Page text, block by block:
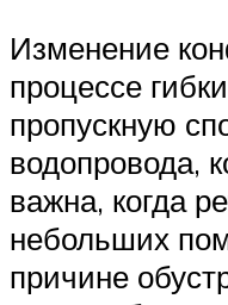
Изменение
процессе
пропускную
водопровода,
важна, когда
небольших
причине